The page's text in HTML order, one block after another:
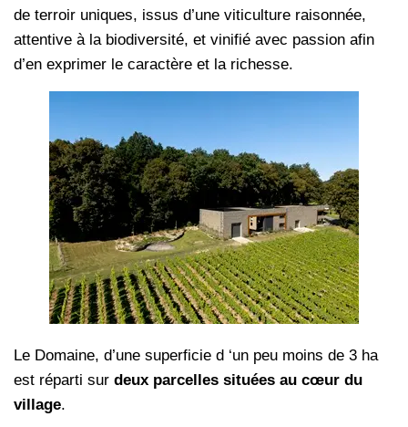
de terroir uniques, issus d’une viticulture raisonnée,
attentive à la biodiversité, et vinifié avec passion afin
d’en exprimer le caractère et la richesse.
Le Domaine, d’une superficie d ‘un peu moins de 3 ha
est réparti sur deux parcelles situées au cœur du
village.